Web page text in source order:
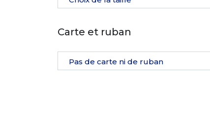
Carte et ruban